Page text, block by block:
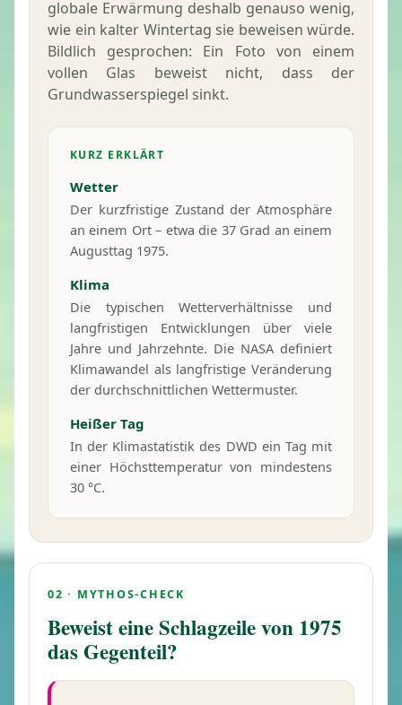
globale Erwärmung deshalb genauso wenig,
wie ein kalter Wintertag sie beweisen würde.
Bildlich gesprochen: Ein Foto von einem
vollen Glas beweist nicht, dass der
Grundwasser­spiegel sinkt.
KURZ ERKLÄRT
Wetter
Der kurzfristige Zustand der Atmosphäre
an einem Ort – etwa die 37 Grad an einem
Augusttag 1975.
Klima
Die typischen Wetter­verhältnisse und
langfristigen Entwicklungen über viele
Jahre und Jahrzehnte. Die NASA definiert
Klimawandel als langfristige Veränderung
der durchschnittlichen Wettermuster.
Heißer Tag
In der Klimastatistik des DWD ein Tag mit
einer Höchst­temperatur von mindestens
30 °C.
02 · MYTHOS-CHECK
Beweist eine Schlagzeile von 1975
das Gegenteil?